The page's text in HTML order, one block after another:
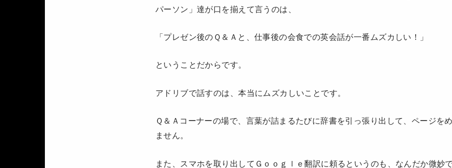
パーソン」達が口を揃えて言うのは、
「プレゼン後のＱ＆Ａと、仕事後の会食での英会話が一番ムズカしい！」
ということだからです。
アドリブで話すのは、本当にムズカしいことです。
Ｑ＆Ａコーナーの場で、言葉が詰まるたびに辞書を引っ張り出して、ページを
ません。
また、スマホを取り出してＧｏｏｇｌｅ翻訳に頼るというのも、なんだか微妙で